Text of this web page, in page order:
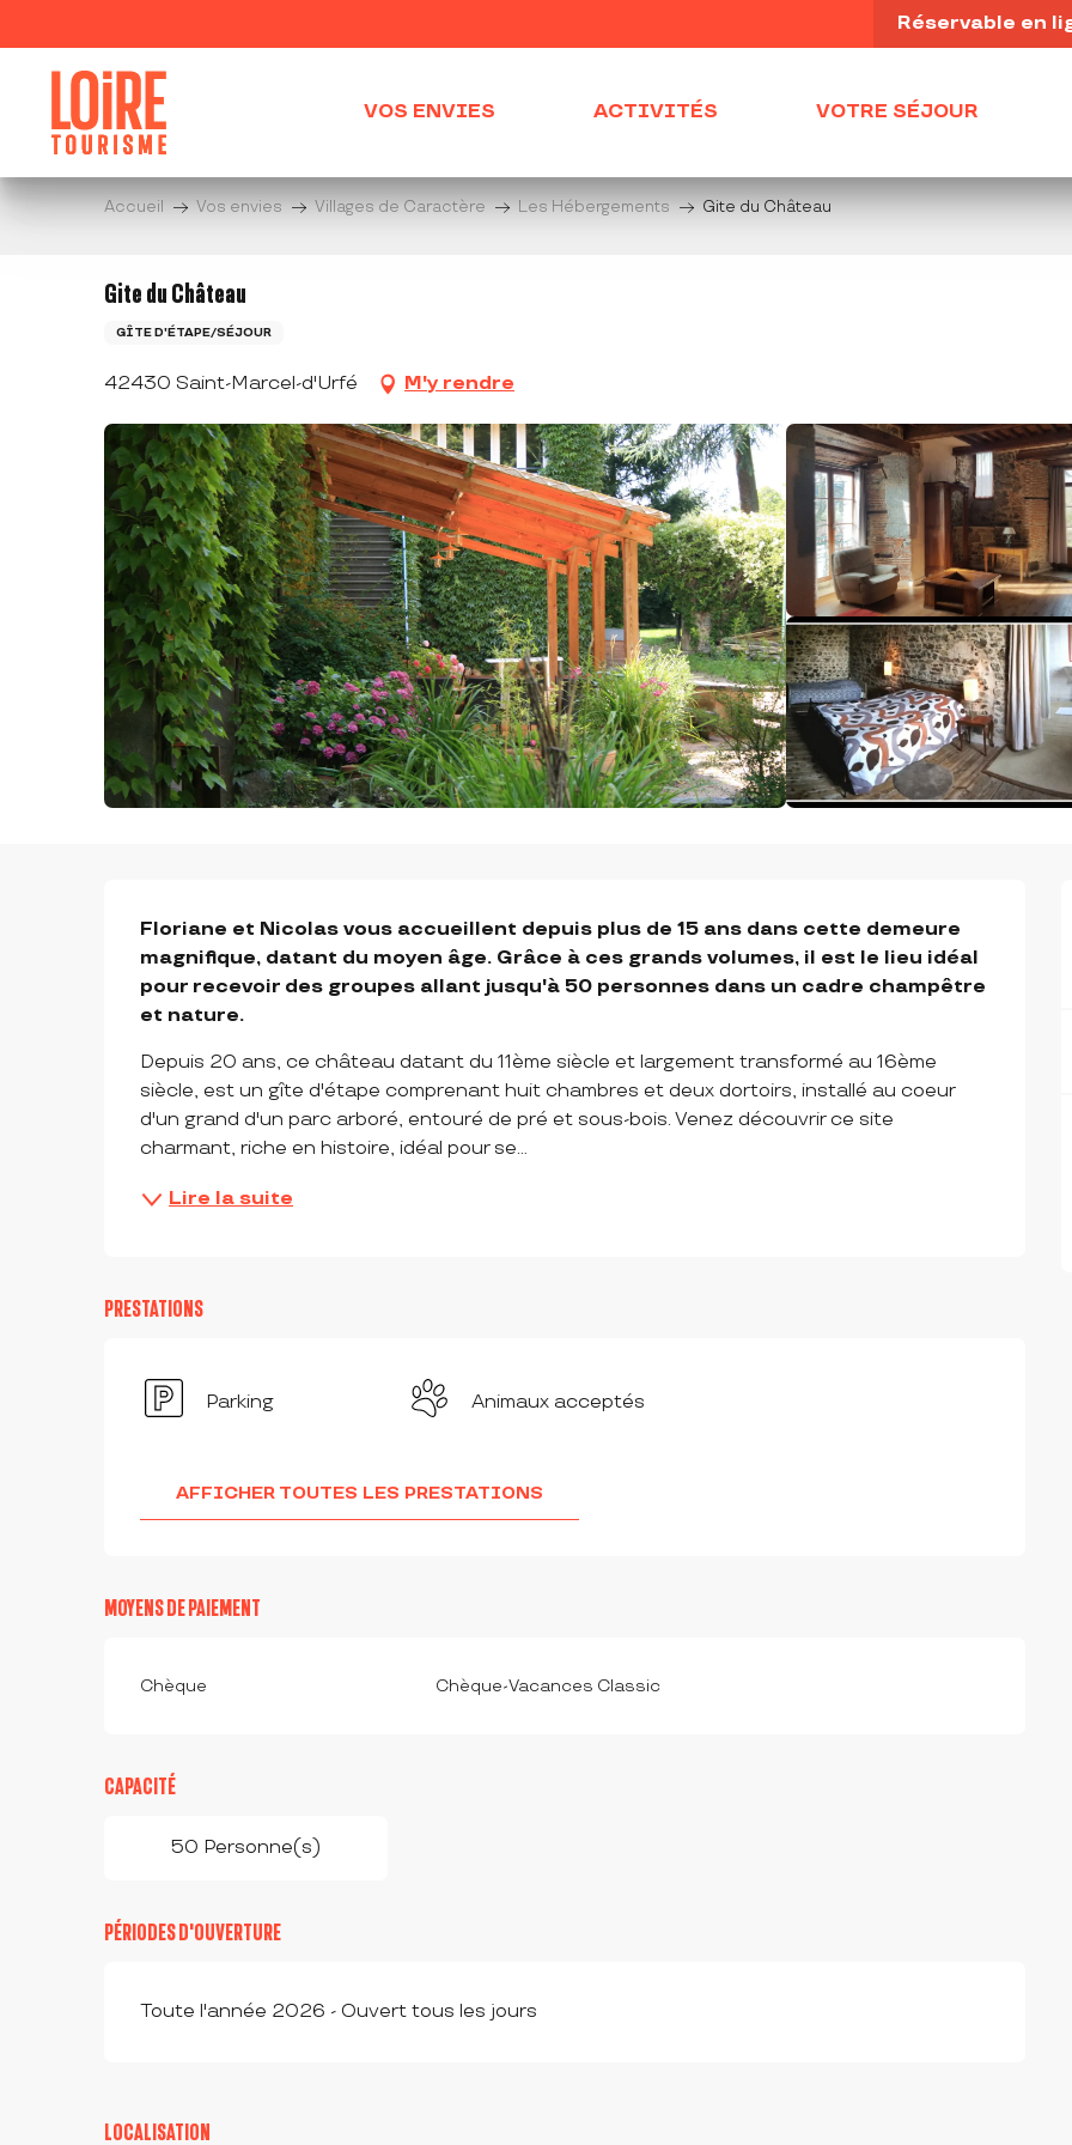
au
contenu
Réservable en
VOS ENVIES ACTIVITÉS VOTRE SÉJOUR
Accueil Vos envies Villages de Caractère Les Hébergements Gite du Château
Gite du Château
GÎTE D'ÉTAPE/SÉJOUR
42430 Saint-Marcel-d'Urfé M'y rendre
DESCRIPTION
Floriane et Nicolas vous accueillent depuis plus de 15 ans dans cette demeure
magnifique, datant du moyen âge. Grâce à ces grands volumes, il est le lieu idéal
pour recevoir des groupes allant jusqu'à 50 personnes dans un cadre champêtre
et nature.
Depuis 20 ans, ce château datant du 11ème siècle et largement transformé au 16ème
siècle, est un gîte d'étape comprenant huit chambres et deux dortoirs, installé au coeur
d'un grand d'un parc arboré, entouré de pré et sous-bois. Venez découvrir ce site
charmant, riche en histoire, idéal pour se...
Lire la suite
PRESTATIONS
Parking Animaux acceptés
AFFICHER TOUTES LES PRESTATIONS
MOYENS DE PAIEMENT
Chèque Chèque-Vacances Classic
CAPACITÉ
50 Personne(s)
PÉRIODES D'OUVERTURE
Toute l'année 2026 - Ouvert tous les jours
LOCALISATION